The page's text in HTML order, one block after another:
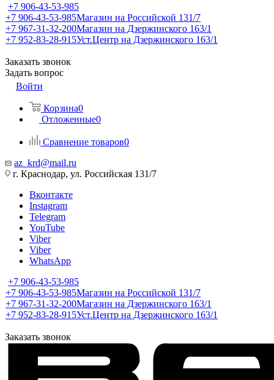
+7 906-43-53-985
+7 906-43-53-985Магазин на Российской 131/7
+7 967-31-32-200Магазин на Дзержинского 163/1
+7 952-83-28-915Уст.Центр на Дзержинского 163/1
Заказать звонок
Задать вопрос
Войти
Корзина0
Отложенные0
Сравнение товаров0
az_krd@mail.ru
г. Краснодар, ул. Российская 131/7
Вконтакте
Instagram
Telegram
YouTube
Viber
Viber
WhatsApp
+7 906-43-53-985
+7 906-43-53-985Магазин на Российской 131/7
+7 967-31-32-200Магазин на Дзержинского 163/1
+7 952-83-28-915Уст.Центр на Дзержинского 163/1
Заказать звонок